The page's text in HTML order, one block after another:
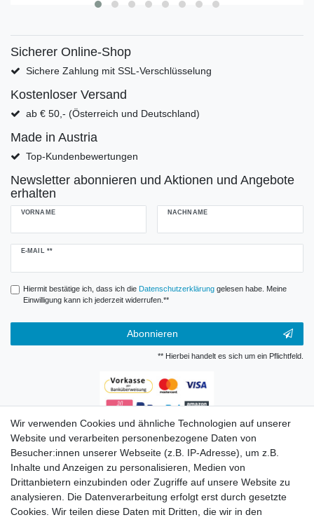
Sicherer Online-Shop
Sichere Zahlung mit SSL-Verschlüsselung
Kostenloser Versand
ab € 50,- (Österreich und Deutschland)
Made in Austria
Top-Kundenbewertungen
Newsletter abonnieren und Aktionen und Angebote
erhalten
VORNAME NACHNAME
E-MAIL **
Newsletter
Hiermit bestätige ich, dass ich die Daten­schutz­erklärunggelesen habe. Meine
Einwilligung kann ich jederzeit widerrufen.**
Abonnieren
** Hierbei handelt es sich um ein Pflichtfeld.
Zahlungsarten
Wir verwenden Cookies und ähnliche Technologien auf unserer
Website und verarbeiten personenbezogene Daten von
Besucher:innen unserer Webseite (z.B. IP-Adresse), um z.B.
Inhalte und Anzeigen zu personalisieren, Medien von
Drittanbietern einzubinden oder Zugriffe auf unsere Website zu
analysieren. Die Datenverarbeitung erfolgt erst durch gesetzte
Cookies. Wir teilen diese Daten mit Dritten, die wir in den